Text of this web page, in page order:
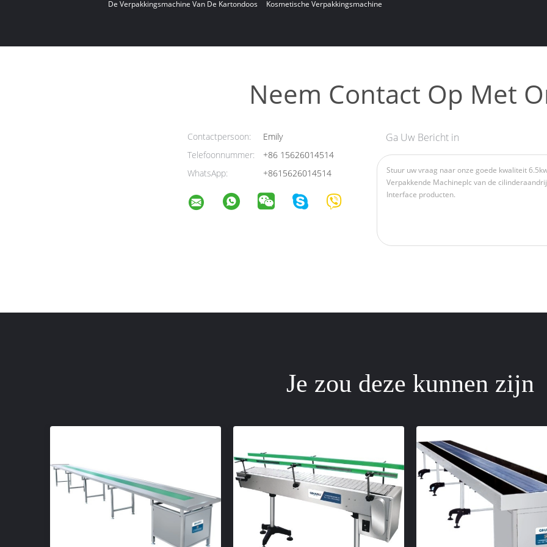
De Verpakkingsmachine Van De Kartondoos Kosmetische Verpakkingsmachine
Neem Contact Op Met
Contactpersoon:
Emily
Telefoonnummer:
+86 15626014514
WhatsApp:
+8615626014514
Ga Uw Bericht in
Je zou deze kunnen zijn